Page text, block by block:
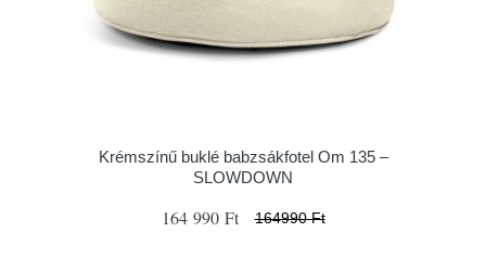
Krémszínű buklé babzsákfotel Om 135 –
SLOWDOWN
164 990 Ft 164990 Ft